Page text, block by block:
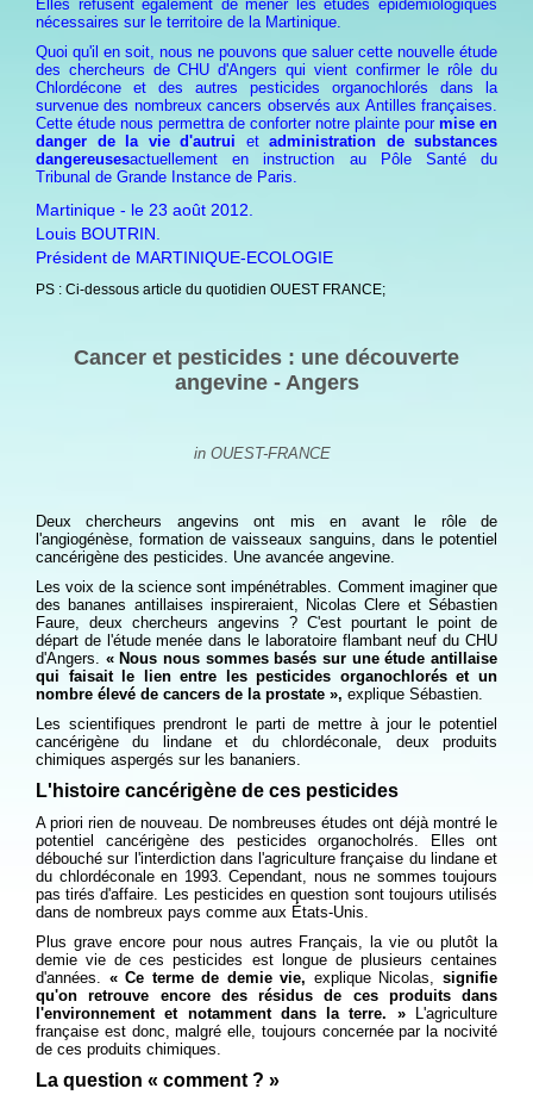
Elles refusent également de mener les études épidémiologiques
nécessaires sur le territoire de la Martinique.
Quoi qu'il en soit, nous ne pouvons que saluer cette nouvelle étude
des chercheurs de CHU d'Angers qui vient confirmer le rôle du
Chlordécone et des autres pesticides organochlorés dans la
survenue des nombreux cancers observés aux Antilles françaises.
Cette étude nous permettra de conforter notre plainte pour mise en
danger de la vie d'autrui et administration de substances
dangereusesactuellement en instruction au Pôle Santé du
Tribunal de Grande Instance de Paris.
Martinique - le 23 août 2012.
Louis BOUTRIN.
Président de MARTINIQUE-ECOLOGIE
PS : Ci-dessous article du quotidien OUEST FRANCE;
Cancer et pesticides : une découverte
angevine - Angers
in OUEST-FRANCE
Deux chercheurs angevins ont mis en avant le rôle de
l'angiogénèse, formation de vaisseaux sanguins, dans le potentiel
cancérigène des pesticides. Une avancée angevine.
Les voix de la science sont impénétrables. Comment imaginer que
des bananes antillaises inspireraient, Nicolas Clere et Sébastien
Faure, deux chercheurs angevins ? C'est pourtant le point de
départ de l'étude menée dans le laboratoire flambant neuf du CHU
d'Angers. « Nous nous sommes basés sur une étude antillaise
qui faisait le lien entre les pesticides organochlorés et un
nombre élevé de cancers de la prostate », explique Sébastien.
Les scientifiques prendront le parti de mettre à jour le potentiel
cancérigène du lindane et du chlordéconale, deux produits
chimiques aspergés sur les bananiers.
L'histoire cancérigène de ces pesticides
A priori rien de nouveau. De nombreuses études ont déjà montré le
potentiel cancérigène des pesticides organocholrés. Elles ont
débouché sur l'interdiction dans l'agriculture française du lindane et
du chlordéconale en 1993. Cependant, nous ne sommes toujours
pas tirés d'affaire. Les pesticides en question sont toujours utilisés
dans de nombreux pays comme aux États-Unis.
Plus grave encore pour nous autres Français, la vie ou plutôt la
demie vie de ces pesticides est longue de plusieurs centaines
d'années. « Ce terme de demie vie, explique Nicolas,
signifie
qu'on retrouve encore des résidus de ces produits dans
l'environnement et notamment dans la terre. »L'agriculture
française est donc, malgré elle, toujours concernée par la nocivité
de ces produits chimiques.
La question « comment ? »